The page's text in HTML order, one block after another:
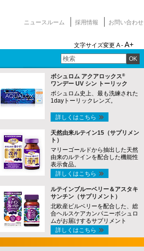
ニュースルーム 採用情報 お問い合わせ
文字サイズ変更 A - A+
OK
ボシュロム アクアロックス®
ワンデー UV シン トーリック
ボシュロム史上、最も洗練された
1dayトーリックレンズ。
詳しくはこちら
天然由来ルテイン15（サプリメン
ト）
マリーゴールドから抽出した天然
由来のルテインを配合した機能性
表示食品。
詳しくはこちら
ルテインブルーベリー＆アスタキ
サンチン（サプリメント）
北欧産ビルベリーを配合した、総
合ヘルスケアカンパニーボシュロ
ムがお届けするサプリメント
詳しくはこちら